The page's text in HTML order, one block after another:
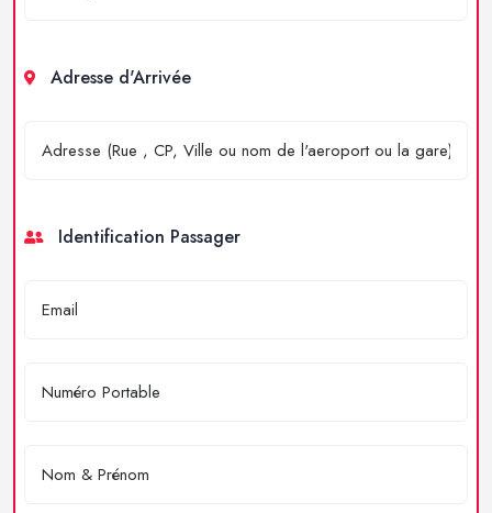
Adresse d'Arrivée
Identification Passager